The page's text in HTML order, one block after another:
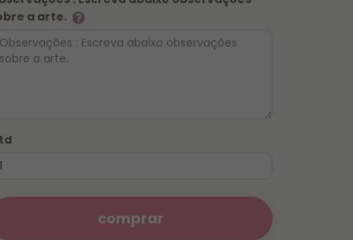
a arte.
comprar